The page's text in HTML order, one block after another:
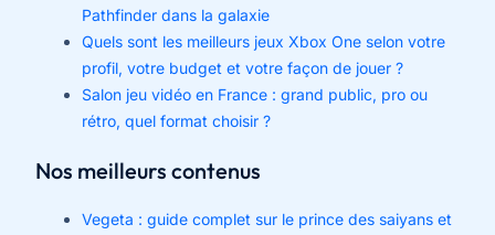
Pathfinder dans la galaxie
Quels sont les meilleurs jeux Xbox One selon votre
profil, votre budget et votre façon de jouer ?
Salon jeu vidéo en France : grand public, pro ou
rétro, quel format choisir ?
Nos meilleurs contenus
Vegeta : guide complet sur le prince des saiyans et